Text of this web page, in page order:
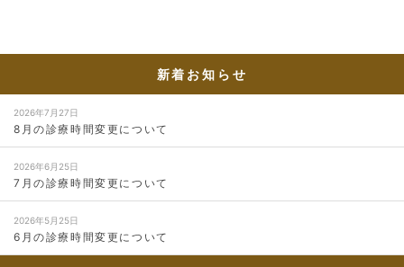
新着お知らせ
2026年7月27日
8月の診療時間変更について
2026年6月25日
7月の診療時間変更について
2026年5月25日
6月の診療時間変更について